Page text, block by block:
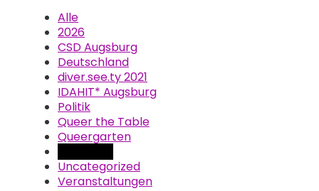
Alle
2026
CSD Augsburg
Deutschland
diver.see.ty 2021
IDAHIT* Augsburg
Politik
Queer the Table
Queergarten
Uncategorized
Veranstaltungen